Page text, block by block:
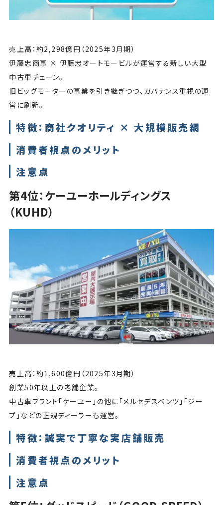
売上高：約2,298億円（2025年3月期）
伊藤忠商事 × 伊藤忠オートモービルが運営する新しい大型
中古車チェーン。
旧ビッグモーターの事業を引き継ぎつつ、ガバナンス重視の運
営に刷新。
特徴：商社クオリティ × 大規模販売網
消費者視点のメリット
注意点
第4位：ケーユーホールディングス
（KUHD）
売上高：約1,600億円（2025年3月期）
創業50年以上の老舗企業。
中古車ブランド「ケーユー」の他に「メルセデスベンツ」「ジー
プ」などの正規ディーラーも運営。
特徴：誠実で丁寧な実店舗販売
消費者視点のメリット
注意点